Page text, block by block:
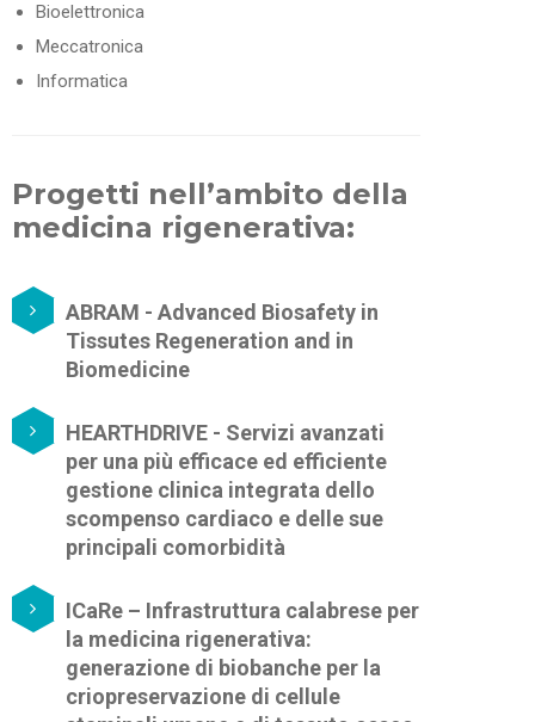
Bioelettronica
Meccatronica
Informatica
Progetti nell’ambito della
medicina rigenerativa:
ABRAM - Advanced Biosafety in
Tissutes Regeneration and in
Biomedicine
HEARTHDRIVE - Servizi avanzati
per una più efficace ed efficiente
gestione clinica integrata dello
scompenso cardiaco e delle sue
principali comorbidità
ICaRe – Infrastruttura calabrese per
la medicina rigenerativa:
generazione di biobanche per la
criopreservazione di cellule